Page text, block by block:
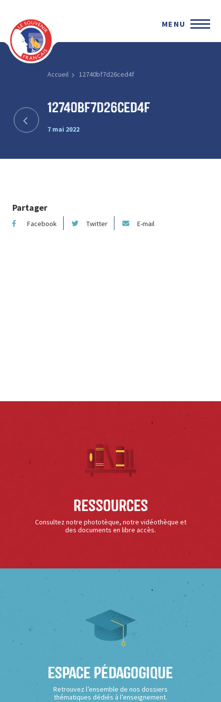
MENU
Accueil 12740bf7d26ced4f
12740bf7d26ced4f
7 mai 2022
Partager
Facebook Twitter E-mail
Ressources
Consultez notre phototèque, notre vidéothèque et
des documents en libre accès.
Espace Pédagogique
Retrouvez l’ensemble de nos dossiers
thématiques dédiés à l’enseignement.